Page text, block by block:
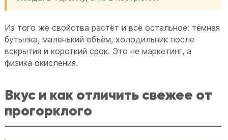
Из того же свойства растёт и всё остальное: тёмная
бутылка, маленький объём, холодильник после
вскрытия и короткий срок. Это не маркетинг, а
физика окисления.
Вкус и как отличить свежее от
прогорклого